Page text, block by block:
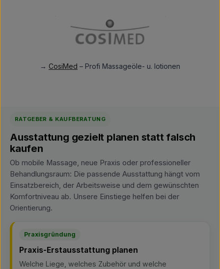
→ CosiMed – Profi Massageöle- u. lotionen
RATGEBER & KAUFBERATUNG
Ausstattung gezielt planen statt falsch
kaufen
Ob mobile Massage, neue Praxis oder professioneller
Behandlungsraum: Die passende Ausstattung hängt vom
Einsatzbereich, der Arbeitsweise und dem gewünschten
Komfortniveau ab. Unsere Einstiege helfen bei der
Orientierung.
Praxisgründung
Praxis-Erstausstattung planen
Welche Liege, welches Zubehör und welche